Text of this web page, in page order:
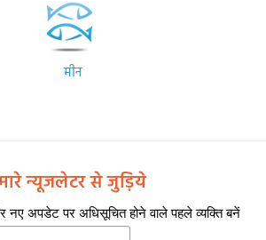
मीन
न्यूजलेटर से जुड़िये
नए अपडेट पर अधिसूचित होने वाले पहले व्यक्ति बनें